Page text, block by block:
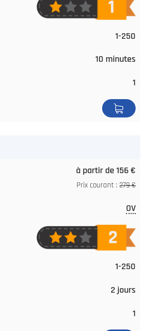
1-250
10 minutes
1
à partir de 156 €
Prix courant :279 €
OV
1-250
2 jours
1